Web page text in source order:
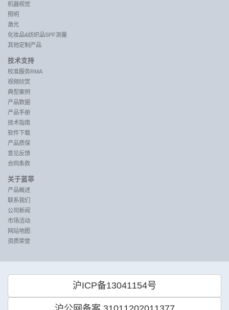
机器视觉
照明
激光
化妆品&纺织品SPF测量
其他定制产品
技术支持
校准服务RMA
视频欣赏
典型案例
产品数据
产品手册
技术指南
软件下载
产品质保
意见反馈
合同条款
关于蓝菲
产品概述
联系我们
公司新闻
市场活动
网站地图
资质荣誉
沪ICP备13041154号